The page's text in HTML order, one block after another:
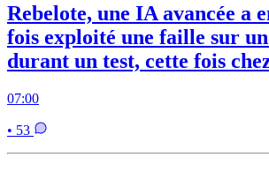
Rebelote, une IA avancée a
fois exploité une faille sur
durant un test, cette fois
07:00
• 53